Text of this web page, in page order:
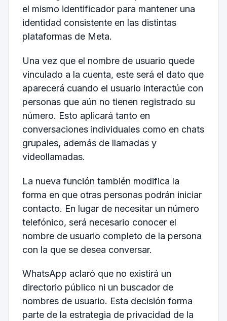
el mismo identificador para mantener una
identidad consistente en las distintas
plataformas de Meta.
Una vez que el nombre de usuario quede
vinculado a la cuenta, este será el dato que
aparecerá cuando el usuario interactúe con
personas que aún no tienen registrado su
número. Esto aplicará tanto en
conversaciones individuales como en chats
grupales, además de llamadas y
videollamadas.
La nueva función también modifica la
forma en que otras personas podrán iniciar
contacto. En lugar de necesitar un número
telefónico, será necesario conocer el
nombre de usuario completo de la persona
con la que se desea conversar.
WhatsApp aclaró que no existirá un
directorio público ni un buscador de
nombres de usuario. Esta decisión forma
parte de la estrategia de privacidad de la